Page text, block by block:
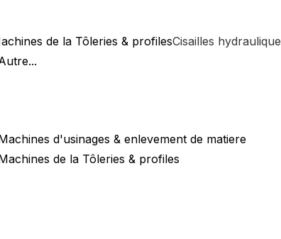
de la Tôleries & profilesCisailles hydraulique